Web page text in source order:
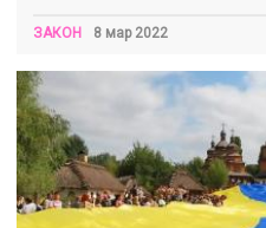
ЗАКОН 8 мар 2022